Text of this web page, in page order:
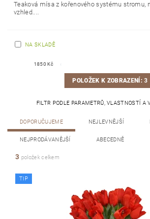
Teaková mísa z kořenového systému stromu,
vzhled....
NA SKLADĚ
1850 Kč
POLOŽEK K ZOBRAZENÍ:3
FILTR PODLE PARAMETRŮ, VLASTNOSTÍ A
DOPORUČUJEME NEJLEVNĚJŠÍ
NEJPRODÁVANĚJŠÍ ABECEDNĚ
3 položek celkem
TIP